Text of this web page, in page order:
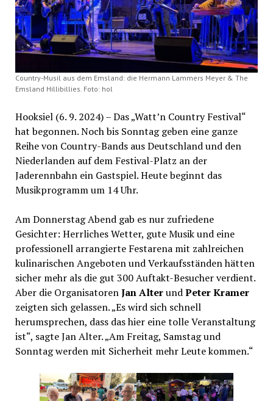
Country-Musil aus dem Emsland: die Hermann Lammers Meyer & The
Emsland Hillibillies. Foto: hol
Hooksiel (6. 9. 2024) – Das „Watt’n Country Festival“
hat begonnen. Noch bis Sonntag geben eine ganze
Reihe von Country-Bands aus Deutschland und den
Niederlanden auf dem Festival-Platz an der
Jaderennbahn ein Gastspiel. Heute beginnt das
Musikprogramm um 14 Uhr.
Am Donnerstag Abend gab es nur zufriedene
Gesichter: Herrliches Wetter, gute Musik und eine
professionell arrangierte Festarena mit zahlreichen
kulinarischen Angeboten und Verkaufsständen hätten
sicher mehr als die gut 300 Auftakt-Besucher verdient.
Aber die OrganisatorenJan AlterundPeter Kramer
zeigten sich gelassen. „Es wird sich schnell
herumsprechen, dass das hier eine tolle Veranstaltung
ist“, sagte Jan Alter. „Am Freitag, Samstag und
Sonntag werden mit Sicherheit mehr Leute kommen.“